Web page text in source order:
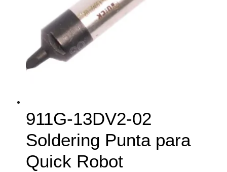
911G-13DV2-02
Soldering Punta para
Quick Robot